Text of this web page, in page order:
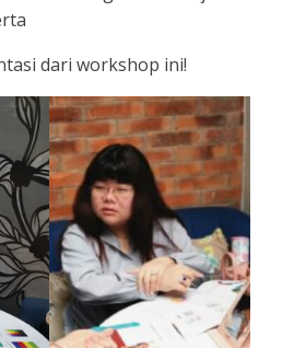
dari workshop ini!